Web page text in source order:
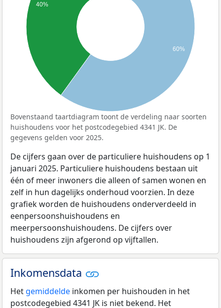
40%
60%
Bovenstaand taartdiagram toont de verdeling naar soorten
huishoudens voor het postcodegebied 4341 JK. De
gegevens gelden voor 2025.
De cijfers gaan over de particuliere huishoudens op 1
januari 2025. Particuliere huishoudens bestaan uit
één of meer inwoners die alleen of samen wonen en
zelf in hun dagelijks onderhoud voorzien. In deze
grafiek worden de huishoudens onderverdeeld in
eenpersoonshuishoudens en
meerpersoonshuishoudens. De cijfers over
huishoudens zijn afgerond op vijftallen.
Inkomensdata
Het gemiddelde inkomen per huishouden in het
postcodegebied 4341 JK is niet bekend. Het